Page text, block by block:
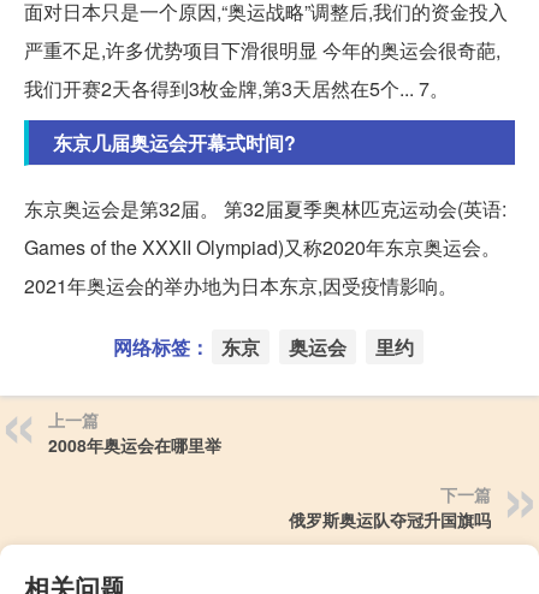
面对日本只是一个原因,“奥运战略”调整后,我们的资金投入
严重不足,许多优势项目下滑很明显 今年的奥运会很奇葩,
我们开赛2天各得到3枚金牌,第3天居然在5个... 7。
东京几届奥运会开幕式时间?
东京奥运会是第32届。 第32届夏季奥林匹克运动会(英语:
Games of the XXXII Olympiad)又称2020年东京奥运会。
2021年奥运会的举办地为日本东京,因受疫情影响。
网络标签： 东京 奥运会 里约
上一篇
2008年奥运会在哪里举
下一篇
俄罗斯奥运队夺冠升国旗吗
相关问题